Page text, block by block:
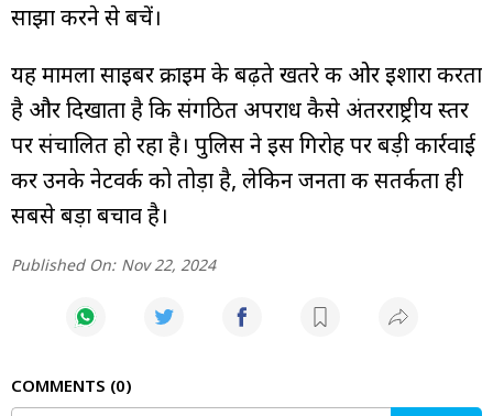
साझा करने से बचें।
यह मामला साइबर क्राइम के बढ़ते खतरे की ओर इशारा करता
है और दिखाता है कि संगठित अपराध कैसे अंतरराष्ट्रीय स्तर
पर संचालित हो रहा है। पुलिस ने इस गिरोह पर बड़ी कार्रवाई
कर उनके नेटवर्क को तोड़ा है, लेकिन जनता की सतर्कता ही
सबसे बड़ा बचाव है।
Published On: Nov 22, 2024
COMMENTS 0